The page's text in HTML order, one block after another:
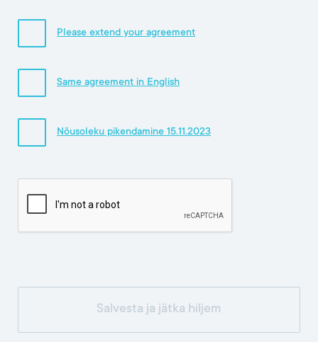
Please extend your agreement
Same agreement in English
Nõusoleku pikendamine 15.11.2023